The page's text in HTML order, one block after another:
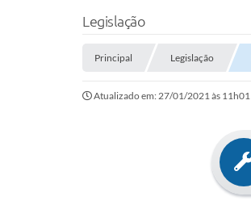
Legislação
Principal Legislação
Atualizado em: 27/01/2021 às 11h01